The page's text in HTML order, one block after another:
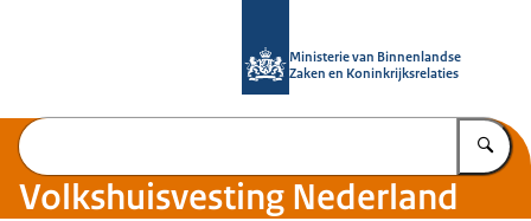
Ministerie van Binnenlandse
Zaken en Koninkrijksrelaties
Volkshuisvesting Nederland